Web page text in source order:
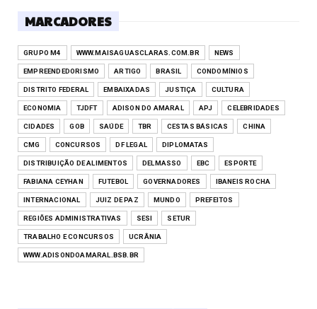
MARCADORES
GRUPO M4 WWW.MAISAGUASCLARAS.COM.BR NEWS
EMPREENDEDORISMO ARTIGO BRASIL CONDOMÍNIOS
DISTRITO FEDERAL EMBAIXADAS JUSTIÇA CULTURA
ECONOMIA TJDFT ADISON DO AMARAL APJ CELEBRIDADES
CIDADES GOB SAÚDE TBR CESTAS BÁSICAS CHINA
CMG CONCURSOS DF LEGAL DIPLOMATAS
DISTRIBUIÇÃO DE ALIMENTOS DELMASSO EBC ESPORTE
FABIANA CEYHAN FUTEBOL GOVERNADORES IBANEIS ROCHA
INTERNACIONAL JUIZ DE PAZ MUNDO PREFEITOS
REGIÕES ADMINISTRATIVAS SESI SETUR
TRABALHO E CONCURSOS UCRÂNIA
WWW.ADISONDOAMARAL.BSB.BR